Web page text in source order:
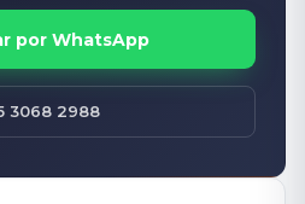
por WhatsApp
3068 2988